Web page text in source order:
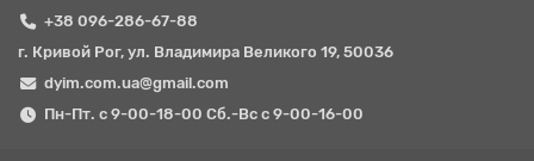
+38 096-286-67-88
г. Кривой Рог, ул. Владимира Великого 19, 50036
dyim.com.ua@gmail.com
Пн-Пт. с 9-00-18-00 Сб.-Вс с 9-00-16-00